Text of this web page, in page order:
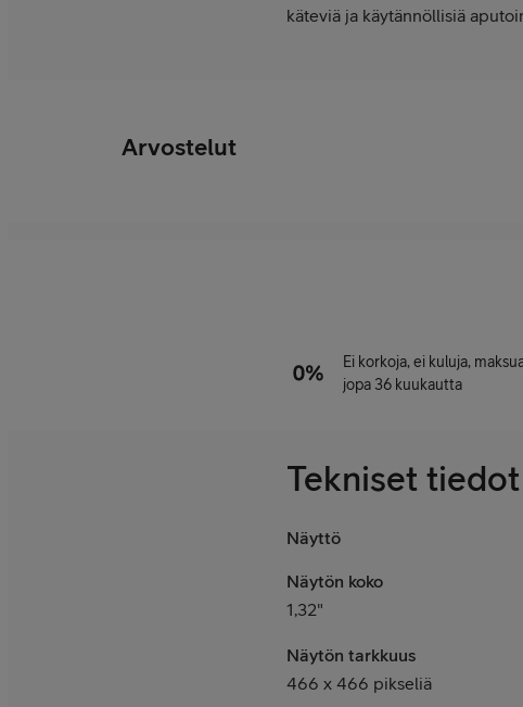
käteviä ja käytännöllisiä
Arvostelut
Ei korkoja, ei kuluja,
jopa 36 kuukautta
Tekniset tiedot
Näyttö
Näytön koko
1,32"
Näytön tarkkuus
466 x 466 pikseliä